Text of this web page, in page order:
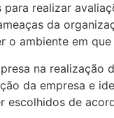
realizar
da
ambiente em
na
da empresa e
de